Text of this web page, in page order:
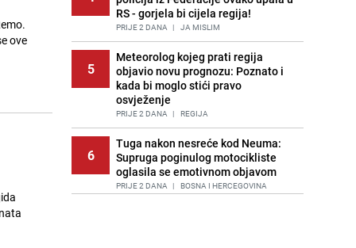
ove
RS - gorjela bi cijela regija!
PRIJE 2 DANA | JA MISLIM
5
Meteorolog kojeg prati regija
objavio novu prognozu: Poznato i
kada bi moglo stići pravo
osvježenje
PRIJE 2 DANA | REGIJA
6
Tuga nakon nesreće kod Neuma:
Supruga poginulog motocikliste
oglasila se emotivnom objavom
PRIJE 2 DANA | BOSNA I HERCEGOVINA